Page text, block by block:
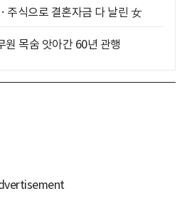
식으로 결혼자금 다 날린 女
목숨 앗아간 60년 관행